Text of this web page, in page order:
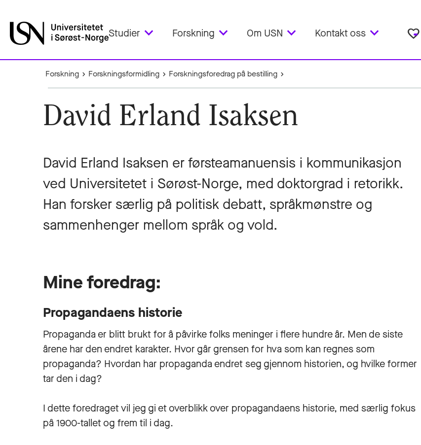
Studier Forskning Om USN Kontakt oss favorite_border
Forskning Forskningsformidling Forskningsforedrag på bestilling
David Erland Isaksen
David Erland Isaksen er førsteamanuensis i kommunikasjon
ved Universitetet i Sørøst-Norge, med doktorgrad i retorikk.
Han forsker særlig på politisk debatt, språkmønstre og
sammenhenger mellom språk og vold.
Mine foredrag:
Propagandaens historie
Propaganda er blitt brukt for å påvirke folks meninger i flere hundre år. Men de siste
årene har den endret karakter. Hvor går grensen for hva som kan regnes som
propaganda? Hvordan har propaganda endret seg gjennom historien, og hvilke former
tar den i dag?
I dette foredraget vil jeg gi et overblikk over propagandaens historie, med særlig fokus
på 1900-tallet og frem til i dag.